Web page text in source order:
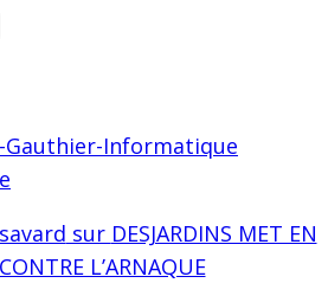
sur DESJARDINS MET EN
L’ARNAQUE